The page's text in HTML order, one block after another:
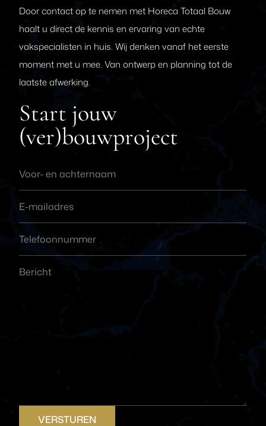
Door contact op te nemen met Horeca Totaal Bouw
haalt u direct de kennis en ervaring van echte
vakspecialisten in huis. Wij denken vanaf het eerste
moment met u mee. Van ontwerp en planning tot de
laatste afwerking.
Start jouw
(ver)bouwproject